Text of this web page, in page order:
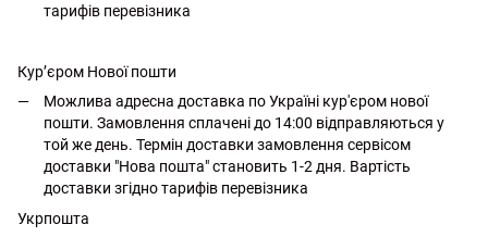
тарифів перевізника
Кур’єром Нової пошти
Можлива адресна доставка по Україні кур'єром нової
пошти. Замовлення сплачені до 14:00 відправляються у
той же день. Термін доставки замовлення сервісом
доставки "Нова пошта" становить 1-2 дня. Вартість
доставки згідно тарифів перевізника
Укрпошта